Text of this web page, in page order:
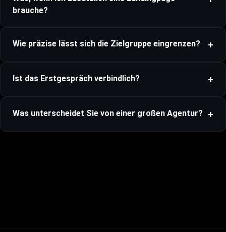
brauche?
Wie präzise lässt sich die Zielgruppe eingrenzen?
Ist das Erstgespräch verbindlich?
Was unterscheidet Sie von einer großen Agentur?